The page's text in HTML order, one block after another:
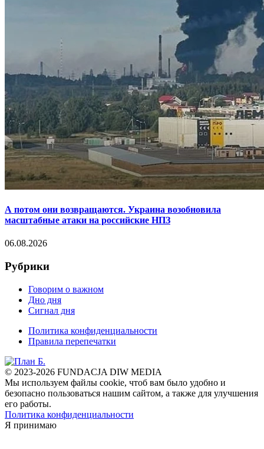
А потом они возвращаются. Украина возобновила
масштабные атаки на российские НПЗ
06.08.2026
Рубрики
Говорим о важном
Дно дня
Сигнал дня
Политика конфиденциальности
Правила перепечатки
© 2023-2026 FUNDACJA DIW MEDIA
Мы используем файлы cookie, чтоб вам было удобно и
безопасно пользоваться нашим сайтом, а также для улучшения
его работы.
Политика конфиденциальности
Я принимаю